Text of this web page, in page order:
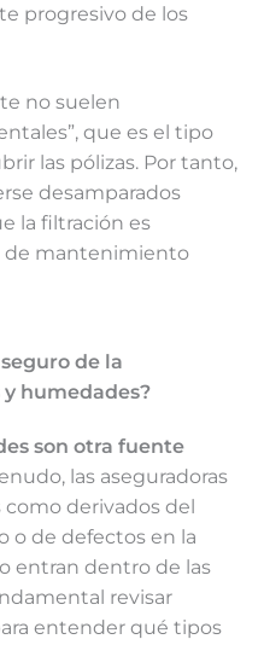
progresivo de los
no suelen
que es el tipo
las pólizas. Por tanto,
desamparados
la filtración es
de mantenimiento
de la
humedades?
son otra fuente
las aseguradoras
derivados del
o de defectos en la
entran dentro de las
revisar
entender qué tipos